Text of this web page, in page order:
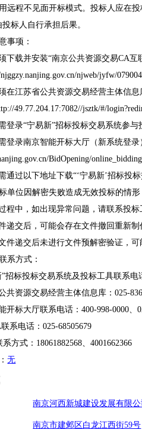
远程不见面开标模式。投标人应在
标人自行承担后果。
事项：
下载并安装“南京公共资源交易CA
njweb/jyfw/
须在江苏省公共资源交易经营主体信
49.77.204.17:7082//jsztk/#/
登录“宁易新”招标投标交易系统参与
需登录南京智能开标大厅（新系统登
BidOpening/
通过以下地址下载“‘宁易新’招标投
单位因解密失败造成无效投标的情
过程中，如出现异常问题，请联系投
件递交后，可能会存在文件撤回重新
文件递交后未进行文件预解密验证，
系方式：
”招标投标交易系统及投标工具联系电
共资源交易经营主体信息库：025-
开标大厅联系电话：400-998-0000、
联系电话：025-68505679
系方式：18061882568、4001662366
无
南京河西新城建设发展有限
南京市建邺区白龙江西街59号